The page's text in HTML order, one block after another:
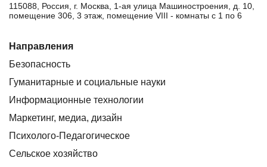
115088, Россия, г. Москва, 1-ая улица Машиностроения, д. 10,
помещение 306, 3 этаж, помещение VIII - комнаты с 1 по 6
Направления
Безопасность
Гуманитарные и социальные науки
Информационные технологии
Маркетинг, медиа, дизайн
Психолого-Педагогическое
Сельское хозяйство